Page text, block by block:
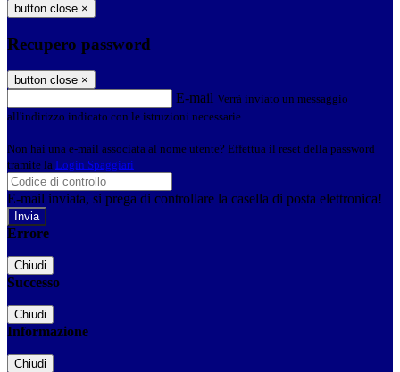
button close ×
Recupero password
button close ×
E-mail Verrà inviato un messaggio
all'indirizzo indicato con le istruzioni necessarie.
Non hai una e-mail associata al nome utente? Effettua il reset della password
tramite la Login Spaggiari
E-mail inviata, si prega di controllare la casella di posta elettronica!
Errore
Chiudi
Successo
Chiudi
Informazione
Chiudi